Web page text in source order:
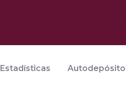
Estadísticas Autodepósito